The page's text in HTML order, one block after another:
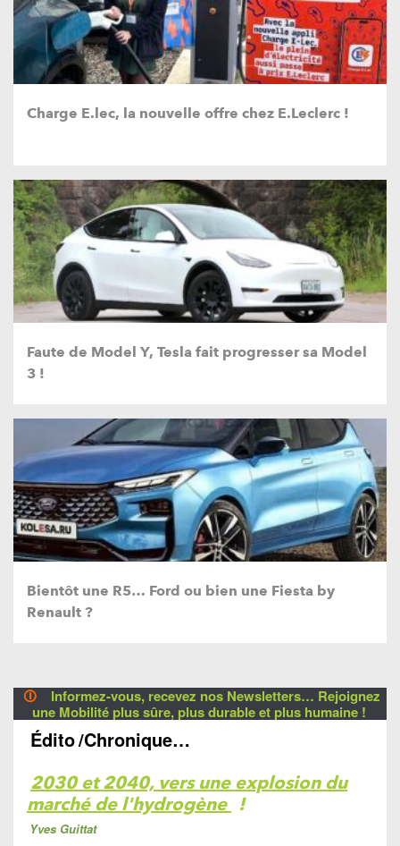
Charge E.lec, la nouvelle offre chez E.Leclerc !
Faute de Model Y, Tesla fait progresser sa Model
3 !
Bientôt une R5… Ford ou bien une Fiesta by
Renault ?
🛈
Informez-vous, recevez nos Newsletters… Rejoignez
une Mobilité plus sûre, plus durable et plus humaine !
Édito/Chronique…
2030 et 2040, vers une explosion du
marché de l'hydrogène !
Yves Guittat